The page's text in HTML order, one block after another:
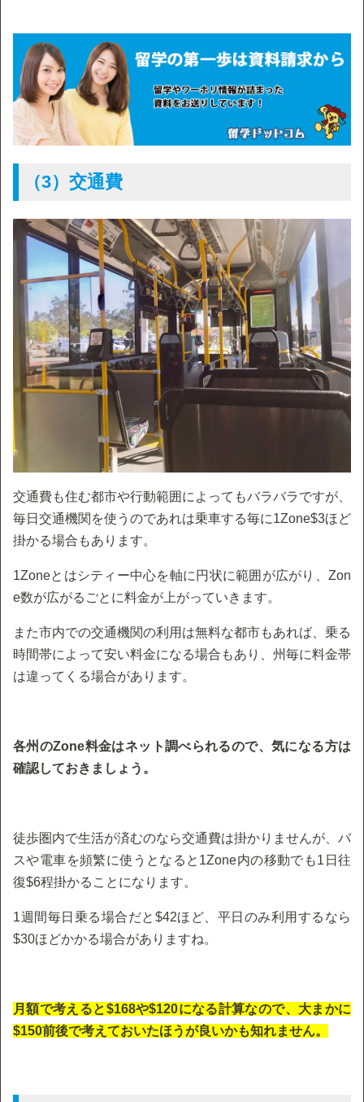
（3）交通費
交通費も住む都市や行動範囲によってもバラバラですが、
毎日交通機関を使うのであれは乗車する毎に1Zone$3ほど
掛かる場合もあります。
1Zoneとはシティー中心を軸に円状に範囲が広がり、Zon
e数が広がるごとに料金が上がっていきます。
また市内での交通機関の利用は無料な都市もあれば、乗る
時間帯によって安い料金になる場合もあり、州毎に料金帯
は違ってくる場合があります。
各州のZone料金はネット調べられるので、気になる方は
確認しておきましょう。
徒歩圏内で生活が済むのなら交通費は掛かりませんが、バ
スや電車を頻繁に使うとなると1Zone内の移動でも1日往
復$6程掛かることになります。
1週間毎日乗る場合だと$42ほど、平日のみ利用するなら
$30ほどかかる場合がありますね。
月額で考えると$168や$120になる計算なので、大まかに
$150前後で考えておいたほうが良いかも知れません。